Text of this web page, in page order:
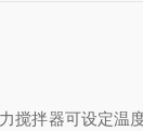
拌器可设定温